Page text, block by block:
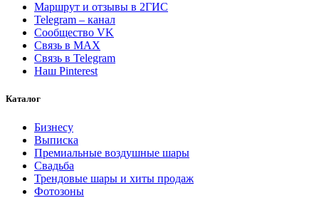
Маршрут и отзывы в 2ГИС
Telegram – канал
Сообщество VK
Связь в MAX
Связь в Telegram
Наш Pinterest
Каталог
Бизнесу
Выписка
Премиальные воздушные шары
Свадьба
Трендовые шары и хиты продаж
Фотозоны